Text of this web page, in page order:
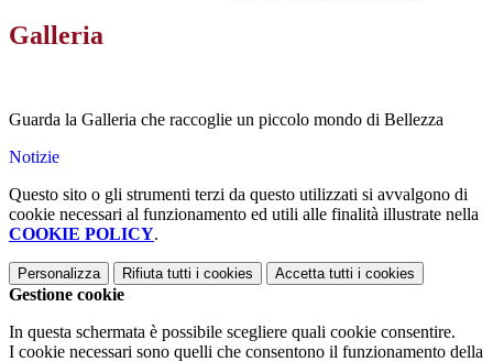
Galleria
Guarda la Galleria che raccoglie un piccolo mondo di Bellezza
Notizie
Questo sito o gli strumenti terzi da questo utilizzati si avvalgono di
cookie necessari al funzionamento ed utili alle finalità illustrate nella
COOKIE POLICY.
Personalizza Rifiuta tutti i cookies Accetta tutti i cookies
Gestione cookie
In questa schermata è possibile scegliere quali cookie consentire.
I cookie necessari sono quelli che consentono il funzionamento della